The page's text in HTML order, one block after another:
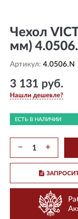
Чехол
мм)
Артикул: 4.0506.N
3 131 руб.
Нашли дешевле?
ЕСТЬ В НАЛИЧИИ
− +